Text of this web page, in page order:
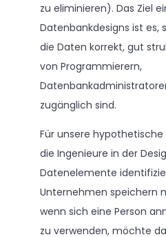
zu eliminieren). Das Ziel
Datenbankdesigns ist es,
die Daten korrekt, gut
von Programmierern,
zugänglich sind.
Für unsere
die Ingenieure in der
Datenelemente
Unternehmen speichern
wenn sich eine Person
zu verwenden, möchte